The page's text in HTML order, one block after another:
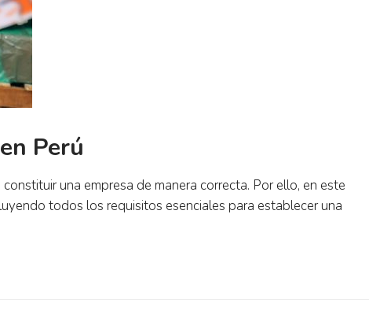
Perú
una empresa de manera correcta. Por ello, en este
todos los requisitos esenciales para establecer una